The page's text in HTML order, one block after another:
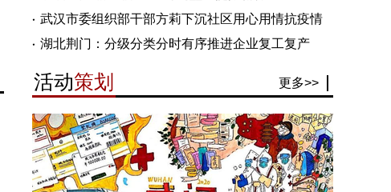
武汉市委组织部干部方莉下沉社区用心用情抗疫情
湖北荆门：分级分类分时有序推进企业复工复产
活动策划 更多>>